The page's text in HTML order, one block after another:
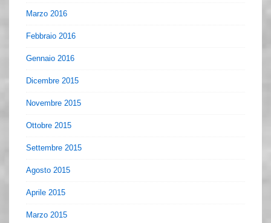
Marzo 2016
Febbraio 2016
Gennaio 2016
Dicembre 2015
Novembre 2015
Ottobre 2015
Settembre 2015
Agosto 2015
Aprile 2015
Marzo 2015